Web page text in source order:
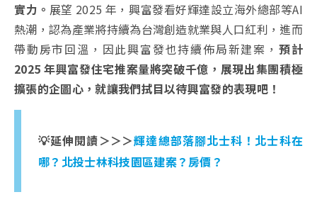
實力。 展望 2025 年，興富發看好輝達設立海外總部等AI
熱潮，認為產業將持續為台灣創造就業與人口紅利，進而
帶動房市回溫，因此興富發也持續佈局新建案， 預計
2025 年興富發住宅推案量將突破千億，展現出集團積極
擴張的企圖心，就讓我們拭目以待興富發的表現吧！
💡延伸閱讀＞＞＞輝達總部落腳北士科！北士科在
哪？北投士林科技園區建案？房價？